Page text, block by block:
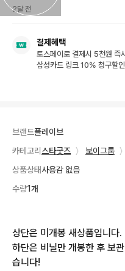
2달 전
결제혜택
토스페이로 결제시 5천원 즉
삼성카드 링크 10% 청구할인
브랜드플레이브
카테고리 스타굿즈 〉 보이그룹 〉
상품상태사용감 없음
수량1개
상단은 미개봉 새상품입니다.
하단은 비닐만 개봉한 후 보
습니다!